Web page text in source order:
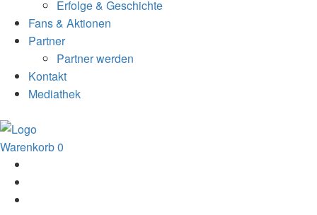
Erfolge & Geschichte
Fans & Aktionen
Partner
Partner werden
Kontakt
Mediathek
Warenkorb0